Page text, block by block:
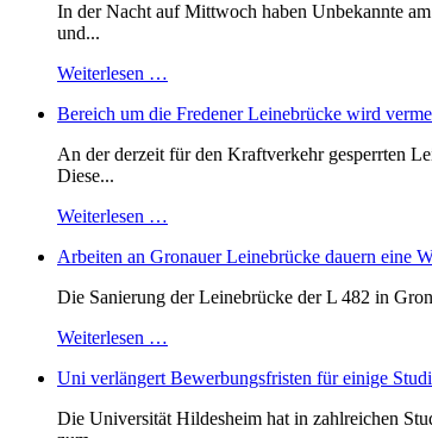
In der Nacht auf Mittwoch haben Unbekannte
und...
Weiterlesen …
Bereich um die Fredener Leinebrücke wird
An der derzeit für den Kraftverkehr gesperrten
Diese...
Weiterlesen …
Arbeiten an Gronauer Leinebrücke dauern eine
Die Sanierung der Leinebrücke der L 482 in
Weiterlesen …
Uni verlängert Bewerbungsfristen für einige
Die Universität Hildesheim hat in zahlreichen